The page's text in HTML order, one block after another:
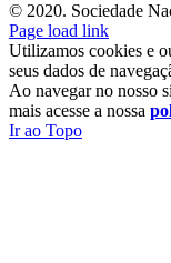
© 2020. Sociedade
Page load link
Utilizamos cookies e
seus dados de
Ao navegar no nosso
mais acesse a nossa
Ir ao Topo